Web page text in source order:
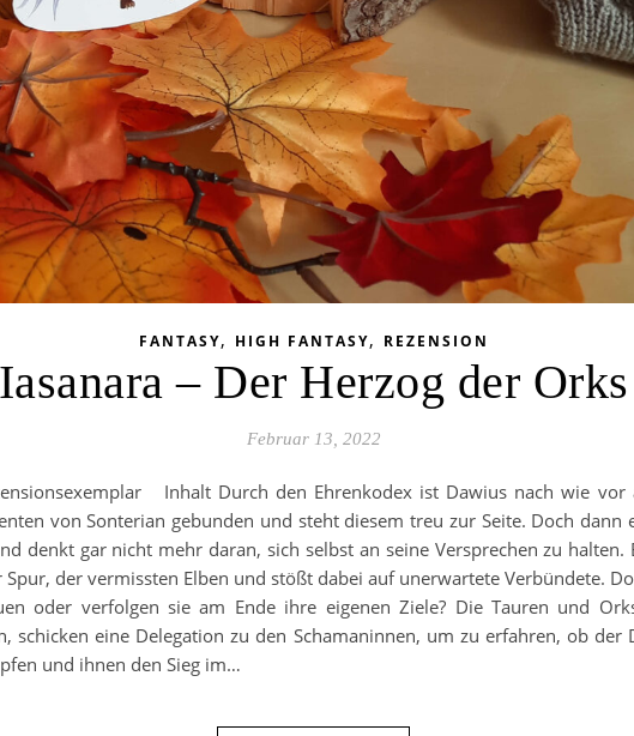
FANTASY, HIGH FANTASY, REZENSION
Iasanara – Der Herzog der Orks
Februar 13, 2022
Inhalt Durch den Ehrenkodex ist Dawius nach wie vor
von Sonterian gebunden und steht diesem treu zur Seite. Doch dann
denkt gar nicht mehr daran, sich selbst an seine Versprechen zu halten.
der vermissten Elben und stößt dabei auf unerwartete Verbündete.
oder verfolgen sie am Ende ihre eigenen Ziele? Die Tauren und
schicken eine Delegation zu den Schamaninnen, um zu erfahren, ob der
und ihnen den Sieg im…